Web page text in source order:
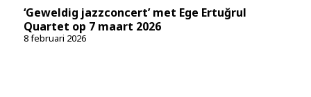
‘Geweldig jazzconcert’ met Ege Ertuğrul
Quartet op 7 maart 2026
8 februari 2026